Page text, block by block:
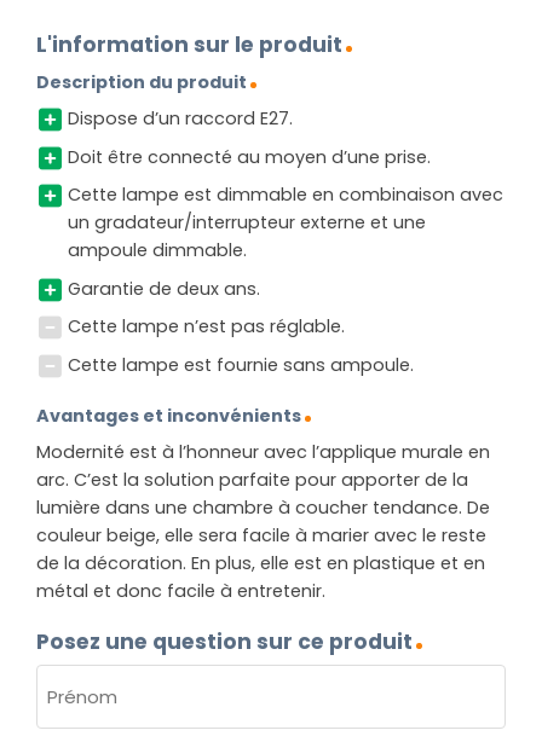
L'information sur le produit
Description du produit
Dispose d’un raccord E27.
Doit être connecté au moyen d’une prise.
Cette lampe est dimmable en combinaison avec
un gradateur/interrupteur externe et une
ampoule dimmable.
Garantie de deux ans.
Cette lampe n’est pas réglable.
Cette lampe est fournie sans ampoule.
Avantages et inconvénients
Modernité est à l’honneur avec l’applique murale en
arc. C’est la solution parfaite pour apporter de la
lumière dans une chambre à coucher tendance. De
couleur beige, elle sera facile à marier avec le reste
de la décoration. En plus, elle est en plastique et en
métal et donc facile à entretenir.
Posez une question sur ce produit
(NÉCESSAIRE)